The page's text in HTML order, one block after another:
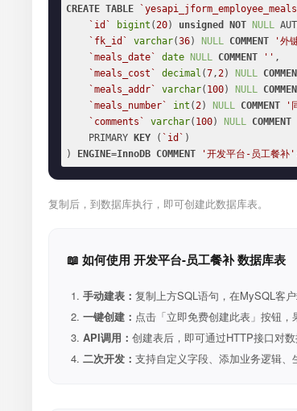
CREATE TABLE
`id`
bigint (20) unsigned NOT NULL
`fk_id`
varchar(36) NULL COMMENT '外
`meals_date`
date NULL COMMENT '' ,
`meals_cost`
decimal (7,2) NULL
`meals_addr`
varchar( 100) NULL
`meals_number`
int (2) NULL COMMENT '
`comments`
varchar( 100) NULL COMMENT
    PRIMARY
KEY ( `id` )
)
ENGINE=InnoDB COMMENT '开发平台-员工餐补'
复制后，到数据库执行，即可创建此数据库表。
📖 如何使用 开发平台-员工餐补 数据库表
手动建表： 复制上方SQL语句，在MySQL客
一键创建： 点击「立即免费创建此表」按钮
API调用： 创建表后，即可通过HTTP接口对
二次开发： 支持自定义字段、添加业务逻辑